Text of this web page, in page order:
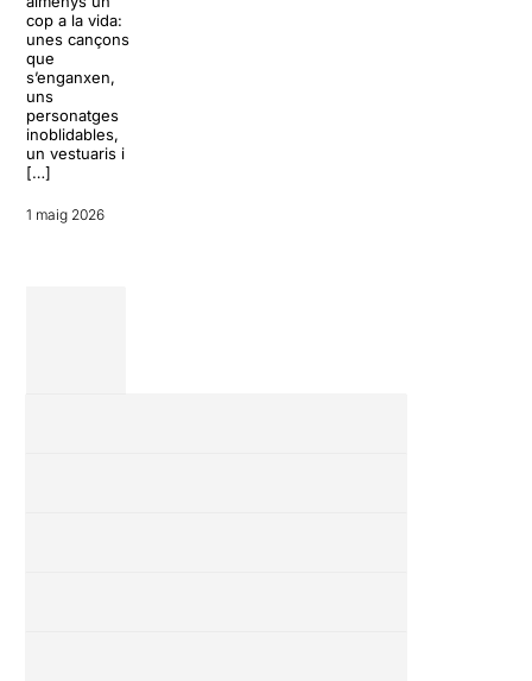
cop a la vida:
unes cançons
que
s’enganxen,
uns
personatges
inoblidables,
un vestuaris i
[…]
1 maig 2026